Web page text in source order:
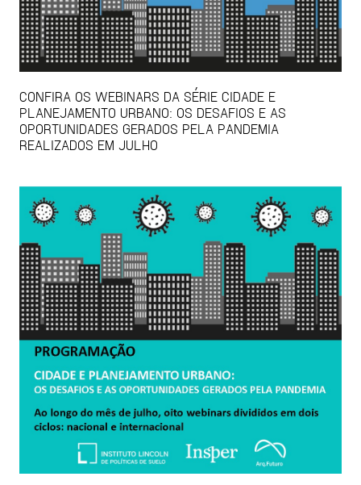
CONFIRA OS WEBINARS DA SÉRIE CIDADE E
PLANEJAMENTO URBANO: OS DESAFIOS E AS
OPORTUNIDADES GERADOS PELA PANDEMIA
REALIZADOS EM JULHO